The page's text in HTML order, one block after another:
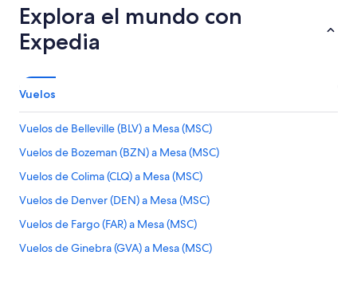
Explora el mundo con
Expedia
Vuelos
Vuelos de Belleville (BLV) a Mesa (MSC)
Vuelos de Bozeman (BZN) a Mesa (MSC)
Vuelos de Colima (CLQ) a Mesa (MSC)
Vuelos de Denver (DEN) a Mesa (MSC)
Vuelos de Fargo (FAR) a Mesa (MSC)
Vuelos de Ginebra (GVA) a Mesa (MSC)